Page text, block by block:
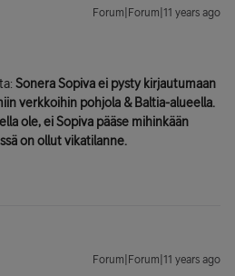
Forum|Forum|11 years ago
Sonera Sopiva ei pysty kirjautumaan
verkkoihin pohjola & Baltia-alueella.
ole, ei Sopiva pääse mihinkään
on ollut vikatilanne.
Forum|Forum|11 years ago